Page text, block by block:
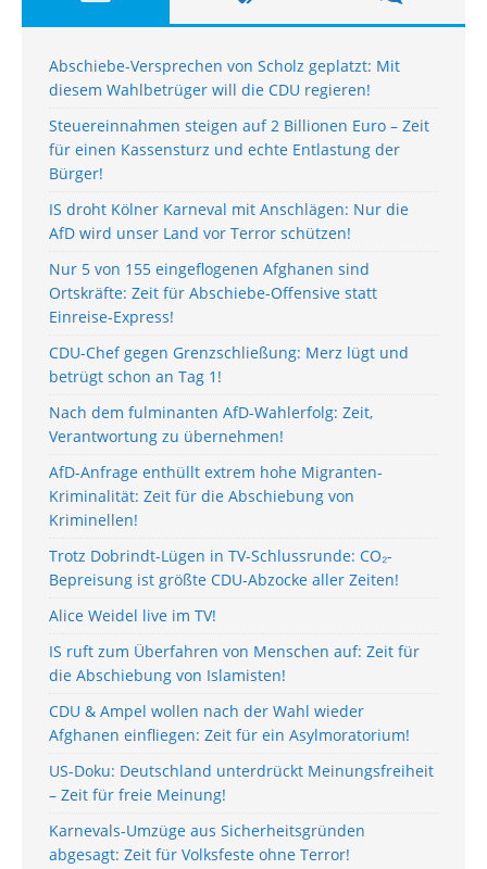
Abschiebe-Versprechen von Scholz geplatzt: Mit
diesem Wahlbetrüger will die CDU regieren!
Steuereinnahmen steigen auf 2 Billionen Euro – Zeit
für einen Kassensturz und echte Entlastung der
Bürger!
IS droht Kölner Karneval mit Anschlägen: Nur die
AfD wird unser Land vor Terror schützen!
Nur 5 von 155 eingeflogenen Afghanen sind
Ortskräfte: Zeit für Abschiebe-Offensive statt
Einreise-Express!
CDU-Chef gegen Grenzschließung: Merz lügt und
betrügt schon an Tag 1!
Nach dem fulminanten AfD-Wahlerfolg: Zeit,
Verantwortung zu übernehmen!
AfD-Anfrage enthüllt extrem hohe Migranten-
Kriminalität: Zeit für die Abschiebung von
Kriminellen!
Trotz Dobrindt-Lügen in TV-Schlussrunde: CO₂-
Bepreisung ist größte CDU-Abzocke aller Zeiten!
Alice Weidel live im TV!
IS ruft zum Überfahren von Menschen auf: Zeit für
die Abschiebung von Islamisten!
CDU & Ampel wollen nach der Wahl wieder
Afghanen einfliegen: Zeit für ein Asylmoratorium!
US-Doku: Deutschland unterdrückt Meinungsfreiheit
– Zeit für freie Meinung!
Karnevals-Umzüge aus Sicherheitsgründen
abgesagt: Zeit für Volksfeste ohne Terror!